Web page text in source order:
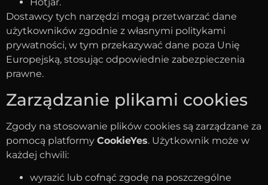
Dostawcy tych narzędzi mogą przetwarzać dane
użytkowników zgodnie z własnymi politykami
prywatności, w tym przekazywać dane poza Unię
Europejską, stosując odpowiednie zabezpieczenia
prawne.
Zarządzanie plikami cookies
Zgody na stosowanie plików cookies są zarządzane za
pomocą platformy CookieYes. Użytkownik może w
każdej chwili:
wyrazić lub cofnąć zgodę na poszczególne